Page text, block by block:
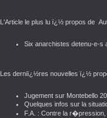
L'Article le plus lu ï¿½ propos de
Six anarchistes detenu-e-s
Les derniï¿½res nouvelles ï¿½
Jugement sur Montebello
Quelques infos sur la
F.A. : Contre la